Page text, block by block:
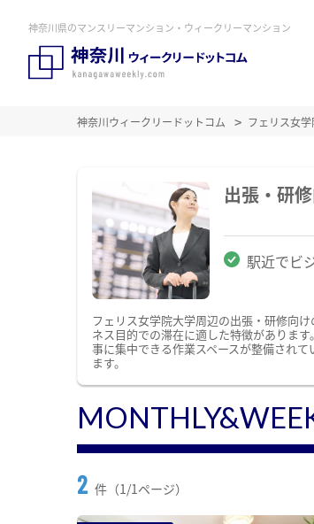
神奈川県のマンスリーマンション・ウィークリーマンション
神奈川ウィークリードットコム フェリス女
出張・研
駅近でビ
フェリス女学院大学周辺の出張・研修向
ネス目的での滞在に適した特徴がありま
事に集中できる作業スペースが整備され
ます。
2 件（1/1ページ）